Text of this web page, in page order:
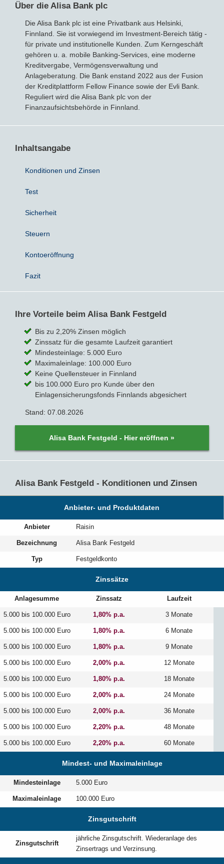
Über die Alisa Bank plc
Die Alisa Bank plc ist eine Privatbank aus Helsinki,
Finnland. Sie ist vorwiegend im Investment-Bereich tätig -
für private und institutionelle Kunden. Zum Kerngeschäft
gehören u. a. mobile Banking-Services, eine moderne
Kreditvergabe, Vermögensverwaltung und
Anlageberatung. Die Bank enstand 2022 aus der Fusion
der Kreditplattform Fellow Finance sowie der Evli Bank.
Reguliert wird die Alisa Bank plc von der
Finanzaufsichtsbehörde in Finnland.
Inhaltsangabe
Konditionen und Zinsen
Test
Sicherheit
Steuern
Kontoeröffnung
Fazit
Ihre Vorteile beim Alisa Bank Festgeld
Bis zu 2,20% Zinsen möglich
Zinssatz für die gesamte Laufzeit garantiert
Mindesteinlage: 5.000 Euro
Maximaleinlage: 100.000 Euro
Keine Quellensteuer in Finnland
bis 100.000 Euro pro Kunde über den
Einlagensicherungsfonds Finnlands abgesichert
Stand: 07.08.2026
Alisa Bank Festgeld - Hier eröffnen »
Alisa Bank Festgeld - Konditionen und Zinsen
Anbieter- und Produktdaten
Anbieter Raisin
Bezeichnung Alisa Bank Festgeld
Typ Festgeldkonto
Zinssätze
Anlagesumme Zinssatz Laufzeit
5.000 bis 100.000 Euro 1,80% p.a. 3 Monate
5.000 bis 100.000 Euro 1,80% p.a. 6 Monate
5.000 bis 100.000 Euro 1,80% p.a. 9 Monate
5.000 bis 100.000 Euro 2,00% p.a. 12 Monate
5.000 bis 100.000 Euro 1,80% p.a. 18 Monate
5.000 bis 100.000 Euro 2,00% p.a. 24 Monate
5.000 bis 100.000 Euro 2,00% p.a. 36 Monate
5.000 bis 100.000 Euro 2,20% p.a. 48 Monate
5.000 bis 100.000 Euro 2,20% p.a. 60 Monate
Mindest- und Maximaleinlage
Mindesteinlage 5.000 Euro
Maximaleinlage 100.000 Euro
Zinsgutschrift
Zinsgutschrift
jährliche Zinsgutschrift. Wiederanlage des
Zinsertrags und Verzinsung.